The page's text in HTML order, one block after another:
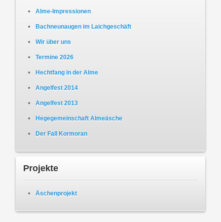
Alme-Impressionen
Bachneunaugen im Laichgeschäft
Wir über uns
Termine 2026
Hechtfang in der Alme
Angelfest 2014
Angelfest 2013
Hegegemeinschaft Almeäsche
Der Fall Kormoran
Projekte
Äschenprojekt